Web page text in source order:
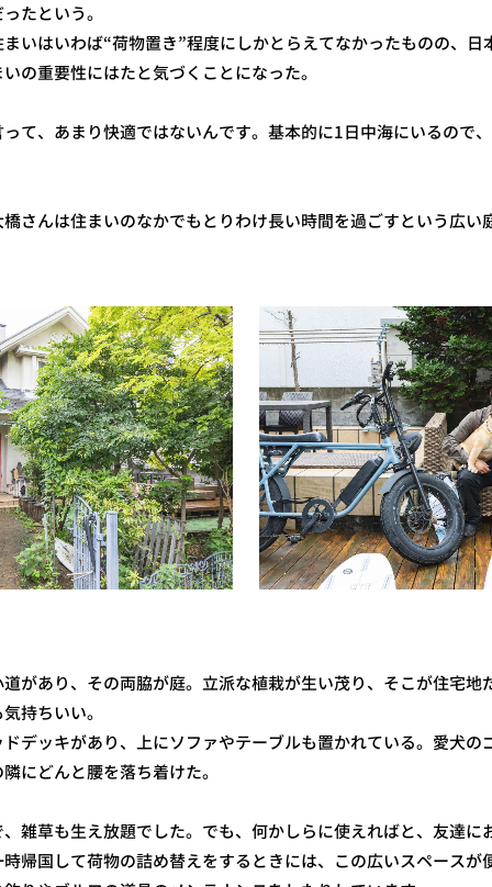
たという。
いはいわば“荷物置き”程度にしかとらえてなかったものの、
の重要性にはたと気づくことになった。
って、あまり快適ではないんです。基本的に1日中海にいるので
さんは住まいのなかでもとりわけ長い時間を過ごすという広い
があり、その両脇が庭。立派な植栽が生い茂り、そこが住宅地
持ちいい。
デッキがあり、上にソファやテーブルも置かれている。愛犬の
にどんと腰を落ち着けた。
、雑草も生え放題でした。でも、何かしらに使えればと、友達
帰国して荷物の詰め替えをするときには、この広いスペースが